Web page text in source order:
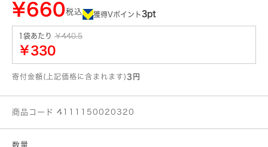
¥660税込 獲得Vポイント3pt
1袋あたり ￥440.5
￥330
寄付金額(上記価格に含まれます) 3円
商品コード 4111150020320
数量